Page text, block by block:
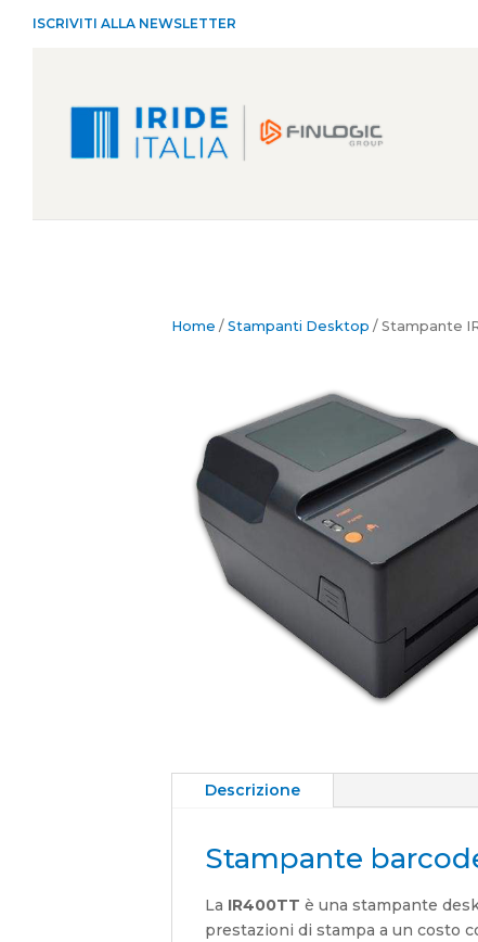
ISCRIVITI ALLA NEWSLETTER
Home /Stampanti Desktop / Stampante
Descrizione
Stampante
La IR400TT è una stampante
prestazioni di stampa a un costo